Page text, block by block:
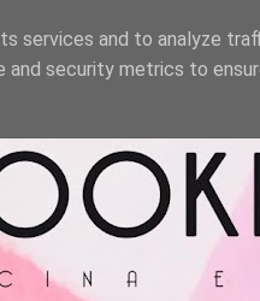
services and to analyze
and security metrics to